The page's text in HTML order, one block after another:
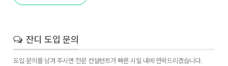
잔디 도입 문의
도입 문의를 남겨 주시면 전문 컨설턴트가 빠른 시일 내에 연락드리겠습니다.